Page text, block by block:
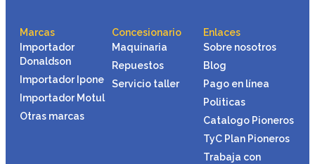
Marcas
Importador
Donaldson
Importador Ipone
Importador Motul
Otras marcas
Concesionario
Maquinaria
Repuestos
Servicio taller
Enlaces
Sobre nosotros
Blog
Pago en línea
Politicas
Catalogo Pioneros
TyC Plan Pioneros
Trabaja con